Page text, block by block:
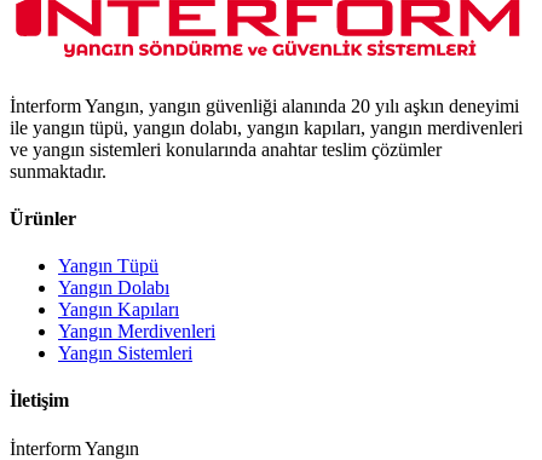
İnterform Yangın, yangın güvenliği alanında 20 yılı aşkın deneyimi
ile yangın tüpü, yangın dolabı, yangın kapıları, yangın merdivenleri
ve yangın sistemleri konularında anahtar teslim çözümler
sunmaktadır.
Ürünler
Yangın Tüpü
Yangın Dolabı
Yangın Kapıları
Yangın Merdivenleri
Yangın Sistemleri
İletişim
İnterform Yangın